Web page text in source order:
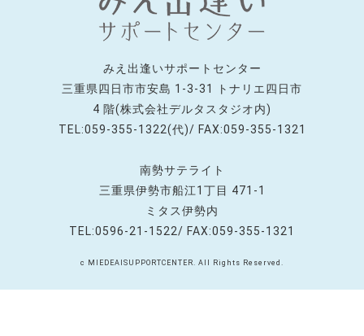
みえ出逢いサポートセンター
三重県四日市市安島 1-3-31 トナリエ四日市
4 階(株式会社デルタスタジオ内)
TEL:059-355-1322(代)/ FAX:059-355-1321
南勢サテライト
三重県伊勢市船江1丁目 471-1
ミタス伊勢内
TEL:0596-21-1522/ FAX:059-355-1321
c MIEDEAISUPPORTCENTER. All Rights Reserved.